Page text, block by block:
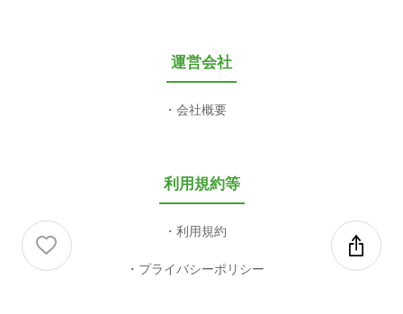
運営会社
会社概要
利用規約等
利用規約
プライバシーポリシー